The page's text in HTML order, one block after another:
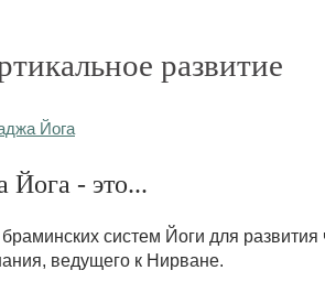
развитие
Йога
Йога - это...
систем Йоги для развития
ведущего к Нирване.